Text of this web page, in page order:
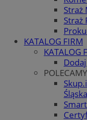
Straż
Straż
KATALOG FIRM
KATALOG
POLECAMY
Śląska